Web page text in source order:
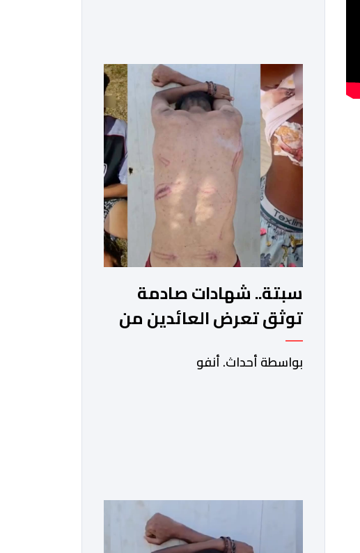
سبتة.. شهادات صادمة
توثق تعرض العائدين من
الثغر المحتل لاعتداءات
جسيمة من قبل الحرس
بواسطة أحداث. أنفو